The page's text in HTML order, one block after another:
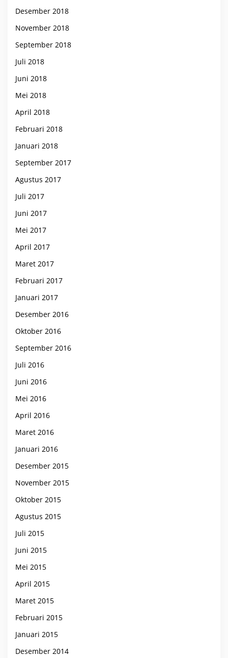
Desember 2018
November 2018
September 2018
Juli 2018
Juni 2018
Mei 2018
April 2018
Februari 2018
Januari 2018
September 2017
Agustus 2017
Juli 2017
Juni 2017
Mei 2017
April 2017
Maret 2017
Februari 2017
Januari 2017
Desember 2016
Oktober 2016
September 2016
Juli 2016
Juni 2016
Mei 2016
April 2016
Maret 2016
Januari 2016
Desember 2015
November 2015
Oktober 2015
Agustus 2015
Juli 2015
Juni 2015
Mei 2015
April 2015
Maret 2015
Februari 2015
Januari 2015
Desember 2014